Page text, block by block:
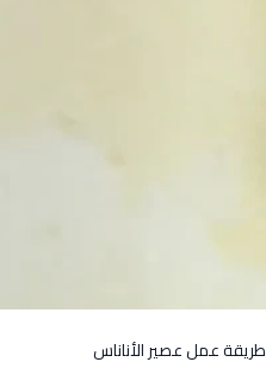
طريقة عمل عصير الأناناس